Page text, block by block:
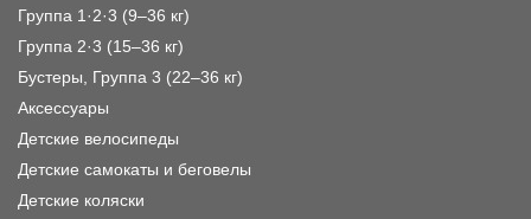
Группа 1·2·3 (9–36 кг)
Группа 2·3 (15–36 кг)
Бустеры, Группа 3 (22–36 кг)
Аксессуары
Детские велосипеды
Детские самокаты и беговелы
Детские коляски